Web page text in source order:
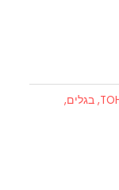
חרוזים יפנים - ונציה, TOHO, TILA, בגלים,